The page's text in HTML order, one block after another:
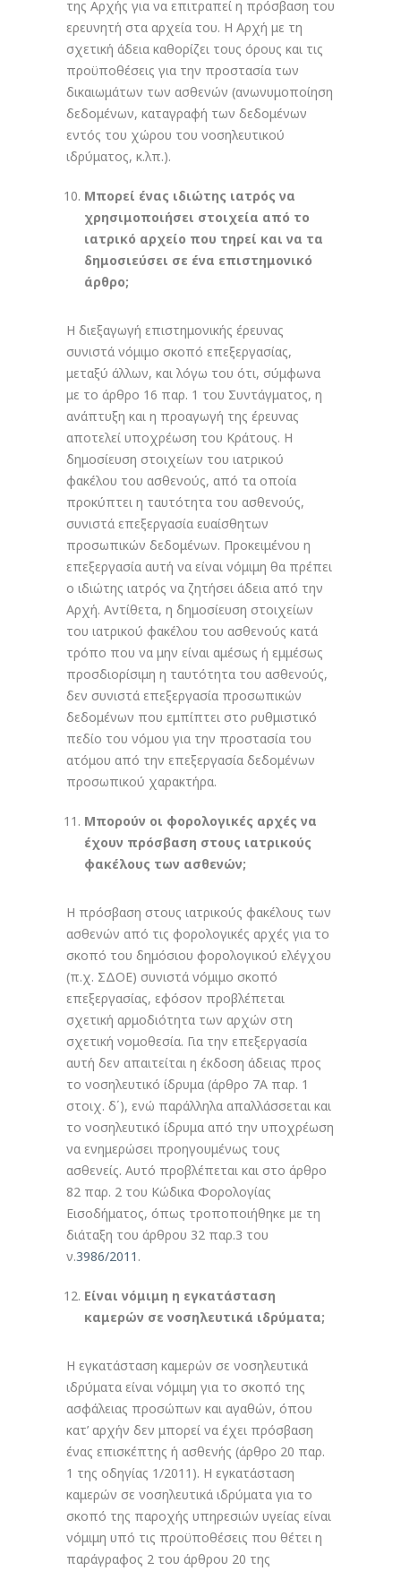
της Αρχής για να επιτραπεί η πρόσβαση του
ερευνητή στα αρχεία του. Η Αρχή με τη
σχετική άδεια καθορίζει τους όρους και τις
προϋποθέσεις για την προστασία των
δικαιωμάτων των ασθενών (ανωνυμοποίηση
δεδομένων, καταγραφή των δεδομένων
εντός του χώρου του νοσηλευτικού
ιδρύματος, κ.λπ.).
Μπορεί ένας ιδιώτης ιατρός να
χρησιμοποιήσει στοιχεία από το
ιατρικό αρχείο που τηρεί και να τα
δημοσιεύσει σε ένα επιστημονικό
άρθρο;
Η διεξαγωγή επιστημονικής έρευνας
συνιστά νόμιμο σκοπό επεξεργασίας,
μεταξύ άλλων, και λόγω του ότι, σύμφωνα
με το άρθρο 16 παρ. 1 του Συντάγματος, η
ανάπτυξη και η προαγωγή της έρευνας
αποτελεί υποχρέωση του Κράτους. Η
δημοσίευση στοιχείων του ιατρικού
φακέλου του ασθενούς, από τα οποία
προκύπτει η ταυτότητα του ασθενούς,
συνιστά επεξεργασία ευαίσθητων
προσωπικών δεδομένων. Προκειμένου η
επεξεργασία αυτή να είναι νόμιμη θα πρέπει
ο ιδιώτης ιατρός να ζητήσει άδεια από την
Αρχή. Αντίθετα, η δημοσίευση στοιχείων
του ιατρικού φακέλου του ασθενούς κατά
τρόπο που να μην είναι αμέσως ή εμμέσως
προσδιορίσιμη η ταυτότητα του ασθενούς,
δεν συνιστά επεξεργασία προσωπικών
δεδομένων που εμπίπτει στο ρυθμιστικό
πεδίο του νόμου για την προστασία του
ατόμου από την επεξεργασία δεδομένων
προσωπικού χαρακτήρα.
Μπορούν οι φορολογικές αρχές να
έχουν πρόσβαση στους ιατρικούς
φακέλους των ασθενών;
Η πρόσβαση στους ιατρικούς φακέλους των
ασθενών από τις φορολογικές αρχές για το
σκοπό του δημόσιου φορολογικού ελέγχου
(π.χ. ΣΔΟΕ) συνιστά νόμιμο σκοπό
επεξεργασίας, εφόσον προβλέπεται
σχετική αρμοδιότητα των αρχών στη
σχετική νομοθεσία. Για την επεξεργασία
αυτή δεν απαιτείται η έκδοση άδειας προς
το νοσηλευτικό ίδρυμα (άρθρο 7Α παρ. 1
στοιχ. δ΄), ενώ παράλληλα απαλλάσσεται και
το νοσηλευτικό ίδρυμα από την υποχρέωση
να ενημερώσει προηγουμένως τους
ασθενείς. Αυτό προβλέπεται και στο άρθρο
82 παρ. 2 του Κώδικα Φορολογίας
Εισοδήματος, όπως τροποποιήθηκε με τη
διάταξη του άρθρου 32 παρ.3 του
ν.3986/2011 .
Είναι νόμιμη η εγκατάσταση
καμερών σε νοσηλευτικά ιδρύματα;
Η εγκατάσταση καμερών σε νοσηλευτικά
ιδρύματα είναι νόμιμη για το σκοπό της
ασφάλειας προσώπων και αγαθών, όπου
κατ’ αρχήν δεν μπορεί να έχει πρόσβαση
ένας επισκέπτης ή ασθενής (άρθρο 20 παρ.
1 της οδηγίας 1/2011). Η εγκατάσταση
καμερών σε νοσηλευτικά ιδρύματα για το
σκοπό της παροχής υπηρεσιών υγείας είναι
νόμιμη υπό τις προϋποθέσεις που θέτει η
παράγραφος 2 του άρθρου 20 της